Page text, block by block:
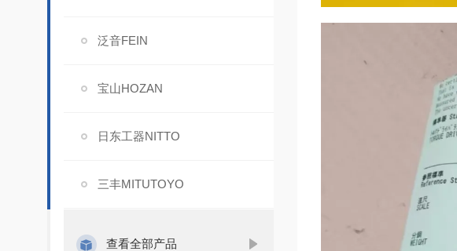
泛音FEIN
宝山HOZAN
日东工器NITTO
三丰MITUTOYO
查看全部产品